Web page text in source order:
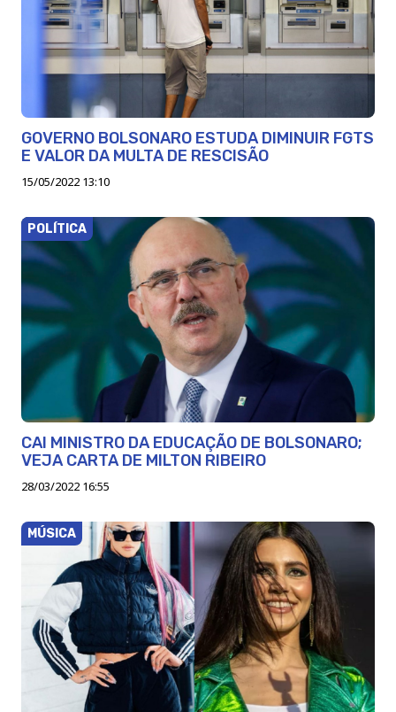
GOVERNO BOLSONARO ESTUDA DIMINUIR FGTS
E VALOR DA MULTA DE RESCISÃO
15/05/2022 13:10
POLÍTICA
CAI MINISTRO DA EDUCAÇÃO DE BOLSONARO;
VEJA CARTA DE MILTON RIBEIRO
28/03/2022 16:55
MÚSICA